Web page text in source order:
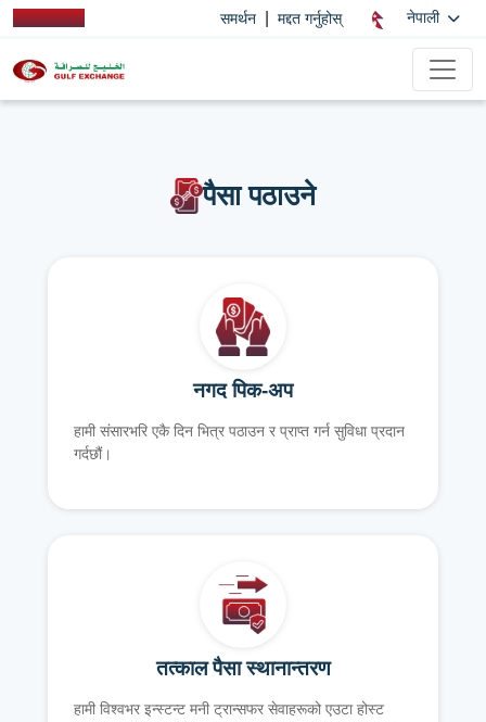
समर्थन मद्दत गर्नुहोस् नेपाली
पैसा पठाउने
नगद पिक-अप
हामी संसारभरि एकै दिन भित्र पठाउन र प्राप्त गर्न सुविधा प्रदान
गर्दछौं।
तत्काल पैसा स्थानान्तरण
हामी विश्वभर इन्स्टन्ट मनी ट्रान्सफर सेवाहरूको एउटा होस्ट